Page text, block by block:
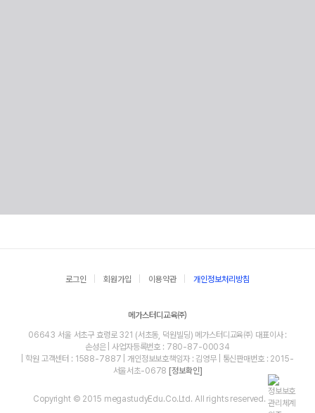
로그인 회원가입 이용약관 개인정보처리방침
메가스터디교육㈜
06643 서울 서초구 효령로 321 (서초동, 덕원빌딩) 메가스터디교육㈜ 대표이사 :
손성은 | 사업자등록번호 : 780-87-00034
| 학원 고객센터 : 1588-7887 | 개인정보보호책임자 : 김영무 | 통신판매번호 : 2015-
서울서초-0678 [정보확인]
Copyright © 2015 megastudyEdu.Co.Ltd. All rights reserved.